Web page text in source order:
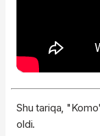
Shu tariqa,
oldi.